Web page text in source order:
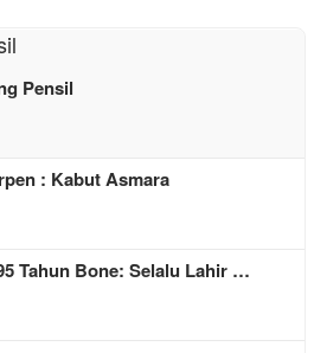
Pensil
: Kabut Asmara
Tahun Bone: Selalu Lahir …